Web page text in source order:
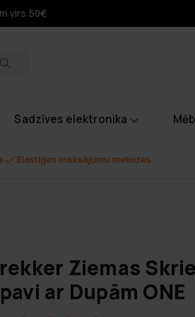
virs 50€
Sadzīves elektronika
Elastīgas maksājumu metodes
Ziemas
ar Dupām ONE